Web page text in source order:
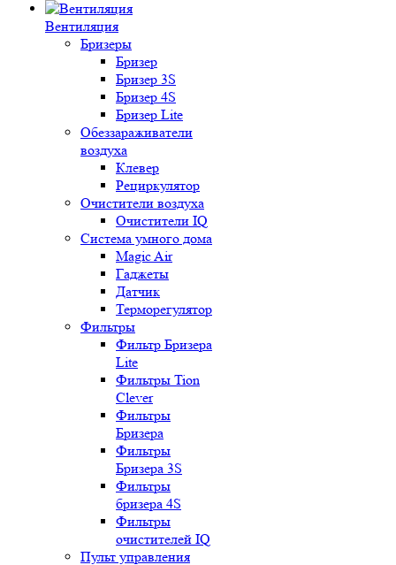
Вентиляция
Бризеры
Бризер
Бризер 3S
Бризер 4S
Бризер Lite
Обеззараживатели
воздуха
Клевер
Рециркулятор
Очистители воздуха
Очистители IQ
Система умного дома
Magic Air
Гаджеты
Датчик
Терморегулятор
Фильтры
Фильтр Бризера
Lite
Фильтры Tion
Clever
Фильтры
Бризера
Фильтры
Бризера 3S
Фильтры
бризера 4S
Фильтры
очистителей IQ
Пульт управления